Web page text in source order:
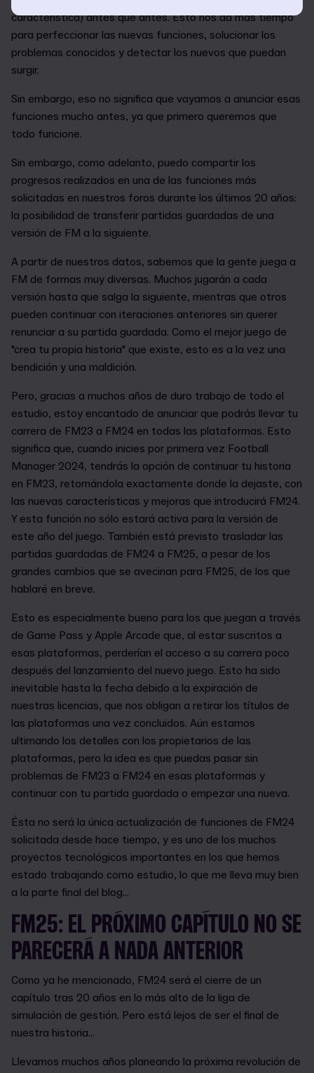
característica) antes que antes. Esto nos da más tiempo
para perfeccionar las nuevas funciones, solucionar los
problemas conocidos y detectar los nuevos que puedan
surgir.
Sin embargo, eso no significa que vayamos a anunciar esas
funciones mucho antes, ya que primero queremos que
todo funcione.
Sin embargo, como adelanto, puedo compartir los
progresos realizados en una de las funciones más
solicitadas en nuestros foros durante los últimos 20 años:
la posibilidad de transferir partidas guardadas de una
versión de FM a la siguiente.
A partir de nuestros datos, sabemos que la gente juega a
FM de formas muy diversas. Muchos jugarán a cada
versión hasta que salga la siguiente, mientras que otros
pueden continuar con iteraciones anteriores sin querer
renunciar a su partida guardada. Como el mejor juego de
"crea tu propia historia" que existe, esto es a la vez una
bendición y una maldición.
Pero, gracias a muchos años de duro trabajo de todo el
estudio, estoy encantado de anunciar que podrás llevar tu
carrera de FM23 a FM24 en todas las plataformas. Esto
significa que, cuando inicies por primera vez Football
Manager 2024, tendrás la opción de continuar tu historia
en FM23, retomándola exactamente donde la dejaste, con
las nuevas características y mejoras que introducirá FM24.
Y esta función no sólo estará activa para la versión de
este año del juego. También está previsto trasladar las
partidas guardadas de FM24 a FM25, a pesar de los
grandes cambios que se avecinan para FM25, de los que
hablaré en breve.
Esto es especialmente bueno para los que juegan a través
de Game Pass y Apple Arcade que, al estar suscritos a
esas plataformas, perderían el acceso a su carrera poco
después del lanzamiento del nuevo juego. Esto ha sido
inevitable hasta la fecha debido a la expiración de
nuestras licencias, que nos obligan a retirar los títulos de
las plataformas una vez concluidos. Aún estamos
ultimando los detalles con los propietarios de las
plataformas, pero la idea es que puedas pasar sin
problemas de FM23 a FM24 en esas plataformas y
continuar con tu partida guardada o empezar una nueva.
Ésta no será la única actualización de funciones de FM24
solicitada desde hace tiempo, y es uno de los muchos
proyectos tecnológicos importantes en los que hemos
estado trabajando como estudio, lo que me lleva muy bien
a la parte final del blog...
FM25: EL PRÓXIMO CAPÍTULO NO SE
PARECERÁ A NADA ANTERIOR
Como ya he mencionado, FM24 será el cierre de un
capítulo tras 20 años en lo más alto de la liga de
simulación de gestión. Pero está lejos de ser el final de
nuestra historia...
Llevamos muchos años planeando la próxima revolución de